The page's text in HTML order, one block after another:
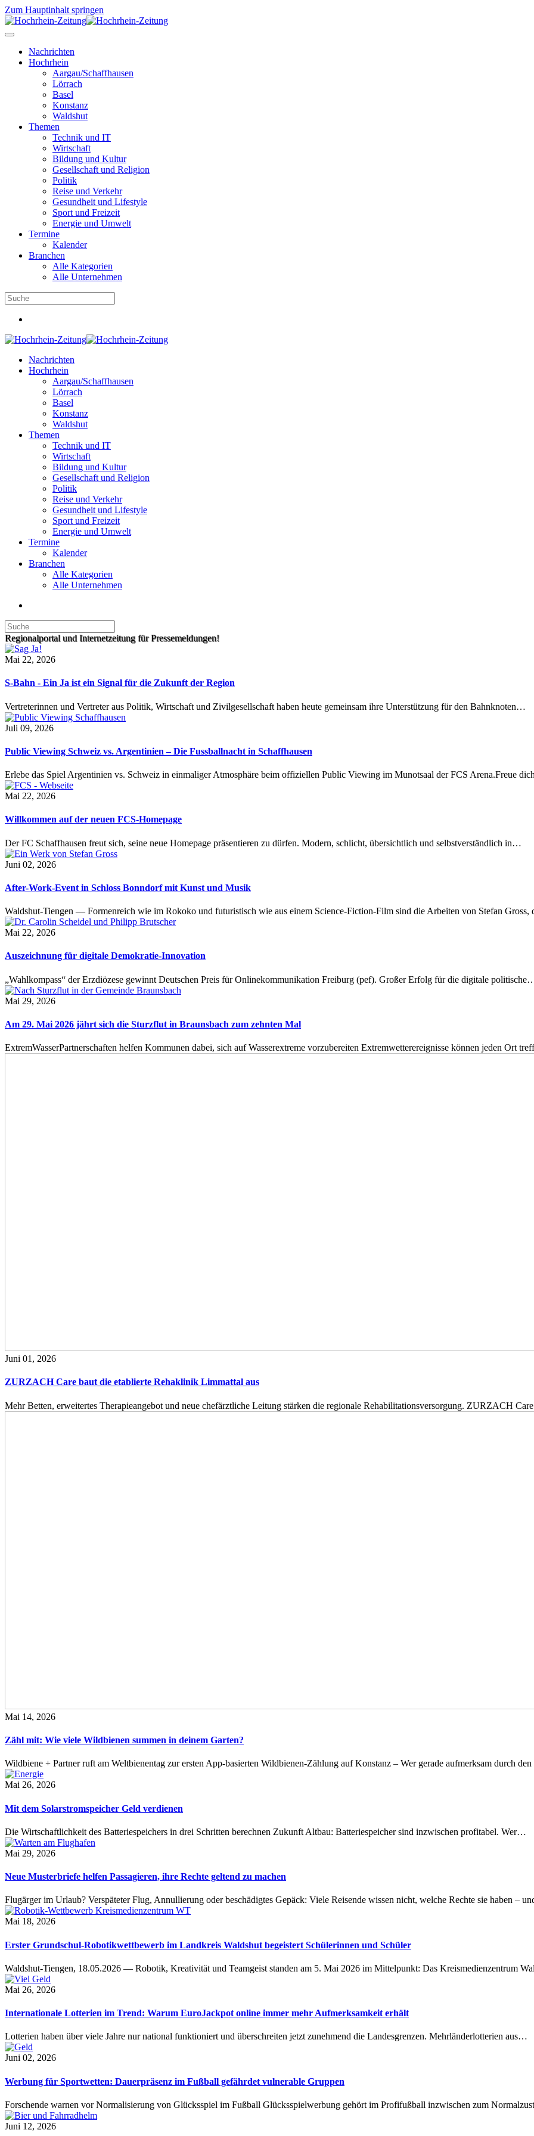
Zum Hauptinhalt springen
Nachrichten
Hochrhein
Aargau/Schaffhausen
Lörrach
Basel
Konstanz
Waldshut
Themen
Technik und IT
Wirtschaft
Bildung und Kultur
Gesellschaft und Religion
Politik
Reise und Verkehr
Gesundheit und Lifestyle
Sport und Freizeit
Energie und Umwelt
Termine
Kalender
Branchen
Alle Kategorien
Alle Unternehmen
Nachrichten
Hochrhein
Aargau/Schaffhausen
Lörrach
Basel
Konstanz
Waldshut
Themen
Technik und IT
Wirtschaft
Bildung und Kultur
Gesellschaft und Religion
Politik
Reise und Verkehr
Gesundheit und Lifestyle
Sport und Freizeit
Energie und Umwelt
Termine
Kalender
Branchen
Alle Kategorien
Alle Unternehmen
Regionalportal und Internetzeitung für Pressemeldungen!
Mai 22, 2026
S-Bahn - Ein Ja ist ein Signal für die Zukunft der Region
Vertreterinnen und Vertreter aus Politik, Wirtschaft und Zivilgesellschaft haben heute gemeinsam ihre Unterstützung für den Bahnknoten…
Juli 09, 2026
Public Viewing Schweiz vs. Argentinien – Die Fussballnacht in Schaffhausen
Erlebe das Spiel Argentinien vs. Schweiz in einmaliger Atmosphäre beim offiziellen Public Viewing im Munotsaal der FCS Arena.Freue
Mai 22, 2026
Willkommen auf der neuen FCS-Homepage
Der FC Schaffhausen freut sich, seine neue Homepage präsentieren zu dürfen. Modern, schlicht, übersichtlich und selbstverständlich in…
Juni 02, 2026
After-Work-Event in Schloss Bonndorf mit Kunst und Musik
Waldshut-Tiengen — Formenreich wie im Rokoko und futuristisch wie aus einem Science-Fiction-Film sind die Arbeiten von Stefan
Mai 22, 2026
Auszeichnung für digitale Demokratie-Innovation
„Wahlkompass“ der Erzdiözese gewinnt Deutschen Preis für Onlinekommunikation Freiburg (pef). Großer Erfolg für die digitale
Mai 29, 2026
Am 29. Mai 2026 jährt sich die Sturzflut in Braunsbach zum zehnten Mal
ExtremWasserPartnerschaften helfen Kommunen dabei, sich auf Wasserextreme vorzubereiten Extremwetterereignisse können jeden Ort
Juni 01, 2026
ZURZACH Care baut die etablierte Rehaklinik Limmattal aus
Mehr Betten, erweitertes Therapieangebot und neue chefärztliche Leitung stärken die regionale Rehabilitationsversorgung. ZURZACH
Mai 14, 2026
Zähl mit: Wie viele Wildbienen summen in deinem Garten?
Wildbiene + Partner ruft am Weltbienentag zur ersten App-basierten Wildbienen-Zählung auf Konstanz – Wer gerade aufmerksam durch
Mai 26, 2026
Mit dem Solarstromspeicher Geld verdienen
Die Wirtschaftlichkeit des Batteriespeichers in drei Schritten berechnen Zukunft Altbau: Batteriespeicher sind inzwischen profitabel. Wer…
Mai 29, 2026
Neue Musterbriefe helfen Passagieren, ihre Rechte geltend zu machen
Flugärger im Urlaub? Verspäteter Flug, Annullierung oder beschädigtes Gepäck: Viele Reisende wissen nicht, welche Rechte sie haben –
Mai 18, 2026
Erster Grundschul-Robotikwettbewerb im Landkreis Waldshut begeistert Schülerinnen und Schüler
Waldshut-Tiengen, 18.05.2026 — Robotik, Kreativität und Teamgeist standen am 5. Mai 2026 im Mittelpunkt: Das Kreismedienzentrum
Mai 26, 2026
Internationale Lotterien im Trend: Warum EuroJackpot online immer mehr Aufmerksamkeit erhält
Lotterien haben über viele Jahre nur national funktioniert und überschreiten jetzt zunehmend die Landesgrenzen. Mehrländerlotterien aus…
Juni 02, 2026
Werbung für Sportwetten: Dauerpräsenz im Fußball gefährdet vulnerable Gruppen
Forschende warnen vor Normalisierung von Glücksspiel im Fußball Glücksspielwerbung gehört im Profifußball inzwischen zum
Juni 12, 2026